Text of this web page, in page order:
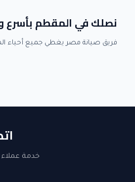
نصلك في المقطم بأسرع
فريق صيانة مصر يغطي جميع
خدمة عملاء 24 ساعة. نصلك في القاهرة والجيزة. ضمان شامل على جميع الإصلاحات.